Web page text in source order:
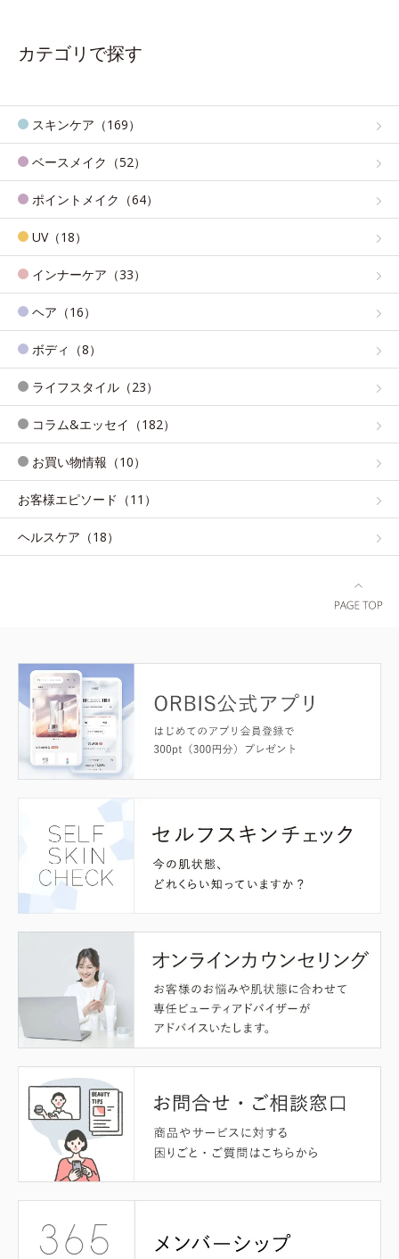
カテゴリで探す
スキンケア（169）
ベースメイク（52）
ポイントメイク（64）
UV（18）
インナーケア（33）
ヘア（16）
ボディ（8）
ライフスタイル（23）
コラム&エッセイ（182）
お買い物情報（10）
お客様エピソード（11）
ヘルスケア（18）